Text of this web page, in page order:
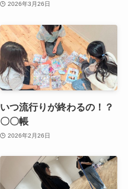
2026年3月26日
いつ流行りが終わるの！？
〇〇帳
2026年2月26日